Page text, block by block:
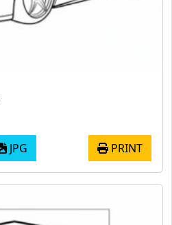
JPG PRINT